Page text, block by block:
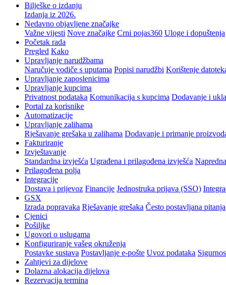
Bilješke o izdanju
Izdanja iz 2026.
Nedavno objavljene značajke
Važne vijesti Nove značajke Crni pojas360 Uloge i dopuštenja
Početak rada
Pregled Kako
Upravljanje narudžbama
Naručuje vodiče s uputama Popisi narudžbi Korištenje
Upravljanje zaposlenicima
Upravljanje kupcima
Privatnost podataka Komunikacija s kupcima Dodavanje i
Portal za korisnike
Automatizacije
Upravljanje zalihama
Rješavanje grešaka u zalihama Dodavanje i primanje
Fakturiranje
Izvještavanje
Standardna izvješća Ugrađena i prilagođena izvješća
Prilagođena polja
Integracije
Dostava i prijevoz Financije Jednostruka prijava (SSO)
GSX
Izrada popravaka Rješavanje grešaka Često postavljana pitanja
Cjenici
Pošiljke
Ugovori o uslugama
Konfiguriranje vašeg okruženja
Postavke sustava Postavljanje e-pošte Uvoz podataka
Zahtjevi za dijelove
Dolazna alokacija dijelova
Rezervacija termina